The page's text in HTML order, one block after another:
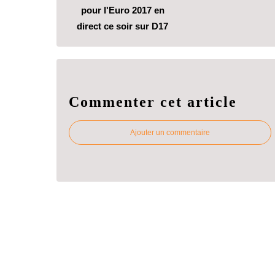
pour l'Euro 2017 en
direct ce soir sur D17
Commenter cet article
Ajouter un commentaire